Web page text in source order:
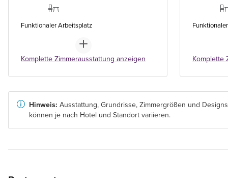
Funktionaler Arbeitsplatz
Komplette Zimmerausstattung anzeigen Komplette
Hinweis: Ausstattung, Grundrisse, Zimmergrößen und Designs
können je nach Hotel und Standort variieren.